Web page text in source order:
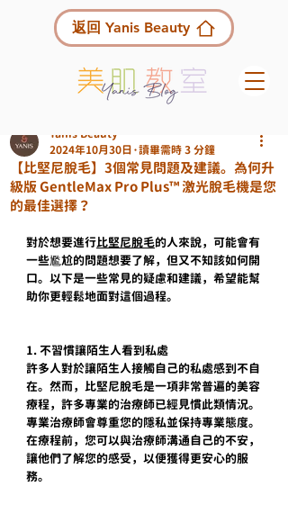
返回 Yanis Beauty
【比堅尼脫毛】3個常見問題及建議。為何升
級版 GentleMax Pro Plus™️ 激光脫毛機是您
的最佳選擇？
Yanis Beauty
2024年10月30日 讀畢需時 3 分鐘
對於想要進行比堅尼脫毛的人來說，可能會有
一些尷尬的問題想要了解，但又不知該如何開
口。以下是一些常見的疑慮和建議，希望能幫
助你更輕鬆地面對這個過程。
1. 不習慣讓陌生人看到私處
許多人對於讓陌生人接觸自己的私處感到不自
在。然而，比堅尼脫毛是一項非常普遍的美容
療程，許多專業的治療師已經見慣此類情況。
專業治療師會尊重您的隱私並保持專業態度。
在療程前，您可以與治療師溝通自己的不安，
讓他們了解您的感受，以便獲得更安心的服
務。